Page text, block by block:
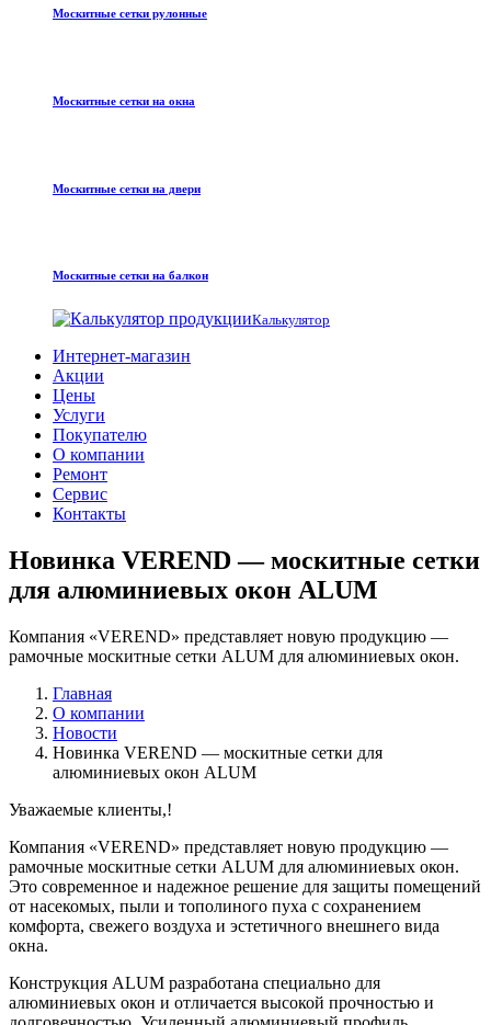
Москитные сетки рулонные
Москитные сетки на окна
Москитные сетки на двери
Москитные сетки на балкон
Калькулятор
Интернет-магазин
Акции
Цены
Услуги
Покупателю
О компании
Ремонт
Сервис
Контакты
Новинка VEREND — москитные сетки
для алюминиевых окон ALUM
Компания «VEREND» представляет новую продукцию —
рамочные москитные сетки ALUM для алюминиевых окон.
Главная
О компании
Новости
Новинка VEREND — москитные сетки для
алюминиевых окон ALUM
Уважаемые клиенты,!
Компания «VEREND» представляет новую продукцию —
рамочные москитные сетки ALUM для алюминиевых окон.
Это современное и надежное решение для защиты помещений
от насекомых, пыли и тополиного пуха с сохранением
комфорта, свежего воздуха и эстетичного внешнего вида
окна.
Конструкция ALUM разработана специально для
алюминиевых окон и отличается высокой прочностью и